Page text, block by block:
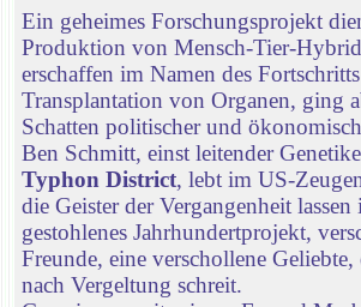
Ein geheimes Forschungsprojekt
Produktion von Mensch-Tier-
erschaffen im Namen des
Transplantation von Organen, ging
Schatten politischer und
Ben Schmitt, einst leitender
Typhon District, lebt im US-
die Geister der Vergangenheit
gestohlenes Jahrhundertprojekt,
Freunde, eine verschollene Geliebte,
nach Vergeltung schreit.